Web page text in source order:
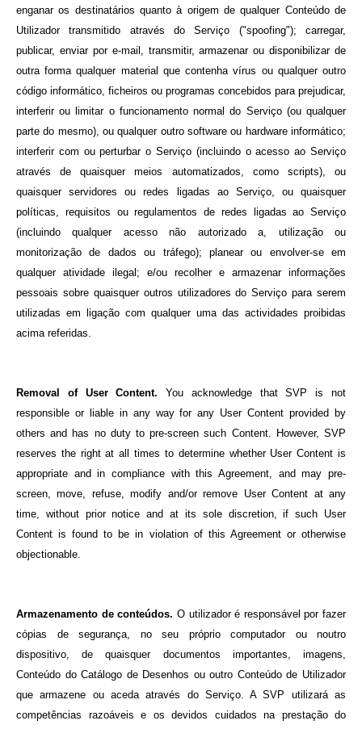
enganar os destinatários quanto à origem de qualquer Conteúdo de
Utilizador transmitido através do Serviço ("spoofing"); carregar,
publicar, enviar por e-mail, transmitir, armazenar ou disponibilizar de
outra forma qualquer material que contenha vírus ou qualquer outro
código informático, ficheiros ou programas concebidos para prejudicar,
interferir ou limitar o funcionamento normal do Serviço (ou qualquer
parte do mesmo), ou qualquer outro software ou hardware informático;
interferir com ou perturbar o Serviço (incluindo o acesso ao Serviço
através de quaisquer meios automatizados, como scripts), ou
quaisquer servidores ou redes ligadas ao Serviço, ou quaisquer
políticas, requisitos ou regulamentos de redes ligadas ao Serviço
(incluindo qualquer acesso não autorizado a, utilização ou
monitorização de dados ou tráfego); planear ou envolver-se em
qualquer atividade ilegal; e/ou recolher e armazenar informações
pessoais sobre quaisquer outros utilizadores do Serviço para serem
utilizadas em ligação com qualquer uma das actividades proibidas
acima referidas.
Removal of User Content.You acknowledge that SVP is not
responsible or liable in any way for any User Content provided by
others and has no duty to pre-screen such Content. However, SVP
reserves the right at all times to determine whether User Content is
appropriate and in compliance with this Agreement, and may pre-
screen, move, refuse, modify and/or remove User Content at any
time, without prior notice and at its sole discretion, if such User
Content is found to be in violation of this Agreement or otherwise
objectionable.
Armazenamento de conteúdos. O utilizador é responsável por fazer
cópias de segurança, no seu próprio computador ou noutro
dispositivo, de quaisquer documentos importantes, imagens,
Conteúdo do Catálogo de Desenhos ou outro Conteúdo de Utilizador
que armazene ou aceda através do Serviço. A SVP utilizará as
competências razoáveis e os devidos cuidados na prestação do